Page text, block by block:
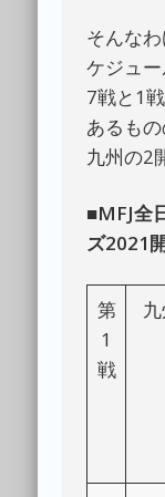
そんな
ケジュ
7戦と1
あるも
九州の2
■MFJ全
ズ2021
第
1
戦